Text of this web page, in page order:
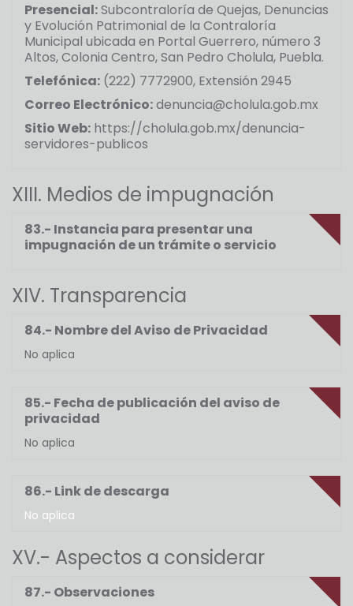
Presencial:Subcontraloría de Quejas, Denuncias
y Evolución Patrimonial de la Contraloría
Municipal ubicada en Portal Guerrero, número 3
Altos, Colonia Centro, San Pedro Cholula, Puebla.
Telefónica: (222) 7772900, Extensión 2945
Correo Electrónico:denuncia@cholula.gob.mx
Sitio Web: https://cholula.gob.mx/denuncia-
servidores-publicos
XIII. Medios de impugnación
83.- Instancia para presentar una
impugnación de un trámite o servicio
XIV. Transparencia
84.- Nombre del Aviso de Privacidad
No aplica
85.- Fecha de publicación del aviso de
privacidad
No aplica
86.- Link de descarga
No aplica
XV.- Aspectos a considerar
87.- Observaciones